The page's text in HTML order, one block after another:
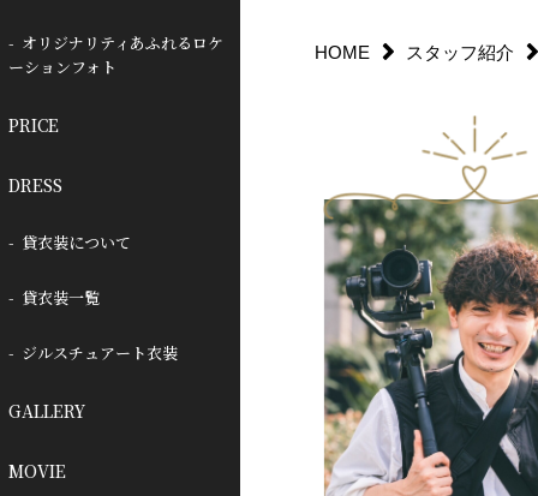
オリジナリティあふれるロケ
ーションフォト
PRICE
DRESS
貸衣装について
貸衣装一覧
ジルスチュアート衣装
GALLERY
MOVIE
HOME スタッフ紹介